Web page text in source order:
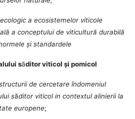
a ecosistemelor viticole
a conceptului de viticultură durabilă
și standardele
săditor viticol și pomicol
de cercetare îndomeniul
săditor viticol in contextul alinierii la
europene;